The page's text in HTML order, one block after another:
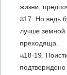
жизни,
17. Но ведь
лучше земной
преходяща.
18-19.